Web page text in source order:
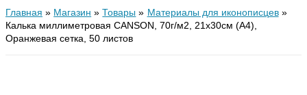
Главная Магазин Товары
Материалы для иконописцев
Калька миллиметровая CANSON, 70г/м2, 21х30см (А4),
Оранжевая сетка, 50 листов